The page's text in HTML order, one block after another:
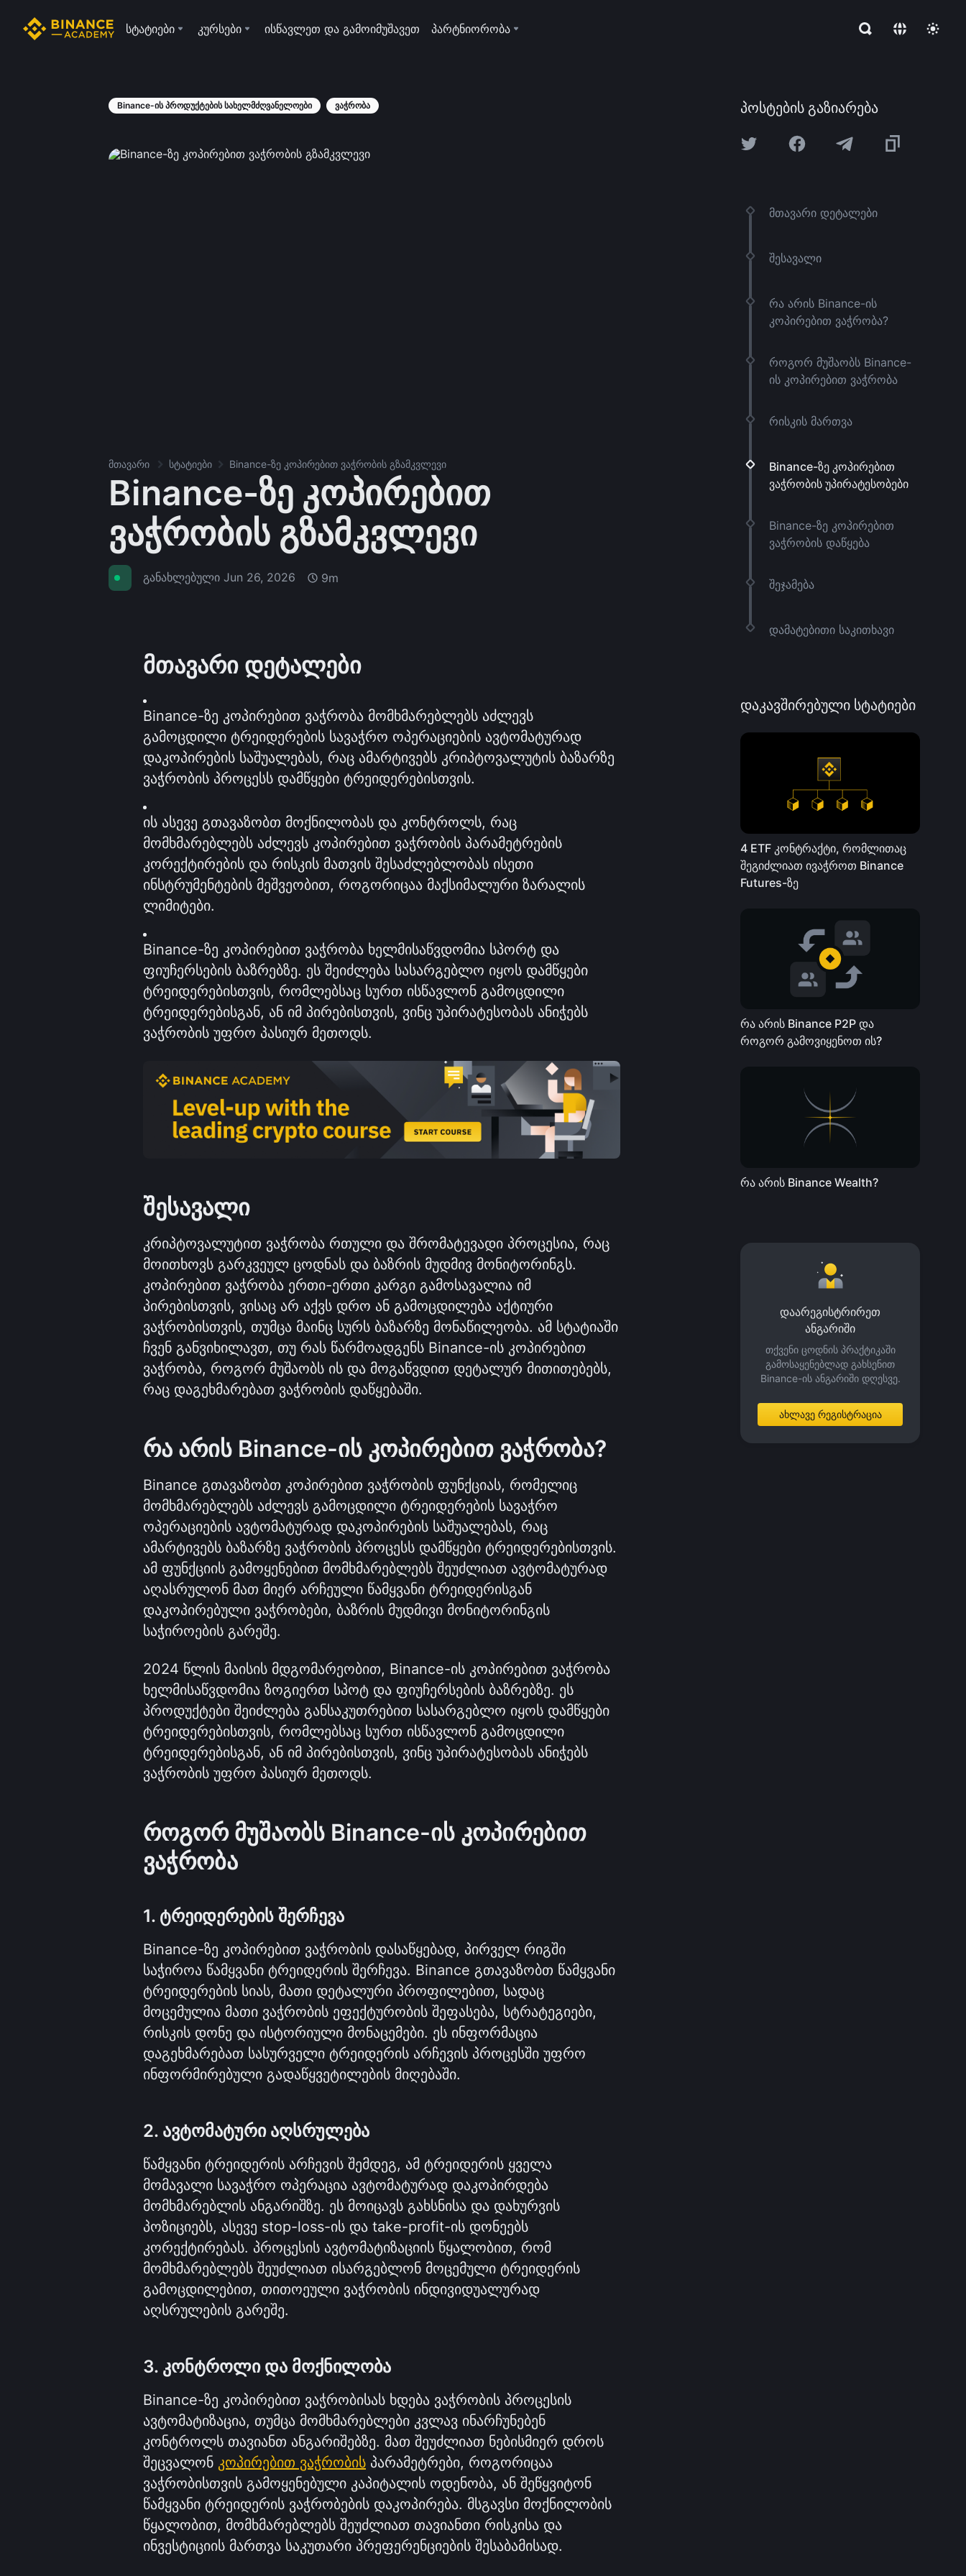
სტატიები კურსები ისწავლეთ და გამოიმუშავეთ პარტნიორობა
Binance-ის პროდუქტების სახელმძღვანელოები ვაჭრობა
მთავარი სტატიები Binance-ზე კოპირებით ვაჭრობის გზამკვლევი
Binance-ზე კოპირებით
ვაჭრობის გზამკვლევი
განახლებული Jun 26, 2026 9m
მთავარი დეტალები
Binance-ზე კოპირებით ვაჭრობა მომხმარებლებს აძლევს
გამოცდილი ტრეიდერების სავაჭრო ოპერაციების ავტომატურად
დაკოპირების საშუალებას, რაც ამარტივებს კრიპტოვალუტის ბაზარზე
ვაჭრობის პროცესს დამწყები ტრეიდერებისთვის.
ის ასევე გთავაზობთ მოქნილობას და კონტროლს, რაც
მომხმარებლებს აძლევს კოპირებით ვაჭრობის პარამეტრების
კორექტირების და რისკის მათვის შესაძლებლობას ისეთი
ინსტრუმენტების მეშვეობით, როგორიცაა მაქსიმალური ზარალის
ლიმიტები.
Binance-ზე კოპირებით ვაჭრობა ხელმისაწვდომია სპორტ და
ფიუჩერსების ბაზრებზე. ეს შეიძლება სასარგებლო იყოს დამწყები
ტრეიდერებისთვის, რომლებსაც სურთ ისწავლონ გამოცდილი
ტრეიდერებისგან, ან იმ პირებისთვის, ვინც უპირატესობას ანიჭებს
ვაჭრობის უფრო პასიურ მეთოდს.
შესავალი
კრიპტოვალუტით ვაჭრობა რთული და შრომატევადი პროცესია, რაც
მოითხოვს გარკვეულ ცოდნას და ბაზრის მუდმივ მონიტორინგს.
კოპირებით ვაჭრობა ერთი-ერთი კარგი გამოსავალია იმ
პირებისთვის, ვისაც არ აქვს დრო ან გამოცდილება აქტიური
ვაჭრობისთვის, თუმცა მაინც სურს ბაზარზე მონაწილეობა. ამ სტატიაში
ჩვენ განვიხილავთ, თუ რას წარმოადგენს Binance-ის კოპირებით
ვაჭრობა, როგორ მუშაობს ის და მოგაწვდით დეტალურ მითითებებს,
რაც დაგეხმარებათ ვაჭრობის დაწყებაში.
რა არის Binance-ის კოპირებით ვაჭრობა?
Binance გთავაზობთ კოპირებით ვაჭრობის ფუნქციას, რომელიც
მომხმარებლებს აძლევს გამოცდილი ტრეიდერების სავაჭრო
ოპერაციების ავტომატურად დაკოპირების საშუალებას, რაც
ამარტივებს ბაზარზე ვაჭრობის პროცესს დამწყები ტრეიდერებისთვის.
ამ ფუნქციის გამოყენებით მომხმარებლებს შეუძლიათ ავტომატურად
აღასრულონ მათ მიერ არჩეული წამყვანი ტრეიდერისგან
დაკოპირებული ვაჭრობები, ბაზრის მუდმივი მონიტორინგის
საჭიროების გარეშე.
2024 წლის მაისის მდგომარეობით, Binance-ის კოპირებით ვაჭრობა
ხელმისაწვდომია ზოგიერთ სპოტ და ფიუჩერსების ბაზრებზე. ეს
პროდუქტები შეიძლება განსაკუთრებით სასარგებლო იყოს დამწყები
ტრეიდერებისთვის, რომლებსაც სურთ ისწავლონ გამოცდილი
ტრეიდერებისგან, ან იმ პირებისთვის, ვინც უპირატესობას ანიჭებს
ვაჭრობის უფრო პასიურ მეთოდს.
როგორ მუშაობს Binance-ის კოპირებით
ვაჭრობა
1. ტრეიდერების შერჩევა
Binance-ზე კოპირებით ვაჭრობის დასაწყებად, პირველ რიგში
საჭიროა წამყვანი ტრეიდერის შერჩევა. Binance გთავაზობთ წამყვანი
ტრეიდერების სიას, მათი დეტალური პროფილებით, სადაც
მოცემულია მათი ვაჭრობის ეფექტურობის შეფასება, სტრატეგიები,
რისკის დონე და ისტორიული მონაცემები. ეს ინფორმაცია
დაგეხმარებათ სასურველი ტრეიდერის არჩევის პროცესში უფრო
ინფორმირებული გადაწყვეტილების მიღებაში.
2. ავტომატური აღსრულება
წამყვანი ტრეიდერის არჩევის შემდეგ, ამ ტრეიდერის ყველა
მომავალი სავაჭრო ოპერაცია ავტომატურად დაკოპირდება
მომხმარებლის ანგარიშზე. ეს მოიცავს გახსნისა და დახურვის
პოზიციებს, ასევე stop-loss-ის და take-profit-ის დონეებს
კორექტირებას. პროცესის ავტომატიზაციის წყალობით, რომ
მომხმარებლებს შეუძლიათ ისარგებლონ მოცემული ტრეიდერის
გამოცდილებით, თითოეული ვაჭრობის ინდივიდუალურად
აღსრულების გარეშე.
3. კონტროლი და მოქნილობა
Binance-ზე კოპირებით ვაჭრობისას ხდება ვაჭრობის პროცესის
ავტომატიზაცია, თუმცა მომხმარებლები კვლავ ინარჩუნებენ
კონტროლს თავიანთ ანგარიშებზე. მათ შეუძლიათ ნებისმიერ დროს
შეცვალონ კოპირებით ვაჭრობის პარამეტრები, როგორიცაა
ვაჭრობისთვის გამოყენებული კაპიტალის ოდენობა, ან შეწყვიტონ
წამყვანი ტრეიდერის ვაჭრობების დაკოპირება. მსგავსი მოქნილობის
წყალობით, მომხმარებლებს შეუძლიათ თავიანთი რისკისა და
ინვესტიციის მართვა საკუთარი პრეფერენციების შესაბამისად.
პოსტების გაზიარება
მთავარი დეტალები
შესავალი
რა არის Binance-ის
კოპირებით ვაჭრობა?
როგორ მუშაობს Binance-
ის კოპირებით ვაჭრობა
რისკის მართვა
Binance-ზე კოპირებით
ვაჭრობის უპირატესობები
Binance-ზე კოპირებით
ვაჭრობის დაწყება
შეჯამება
დამატებითი საკითხავი
დაკავშირებული სტატიები
4 ETF კონტრაქტი, რომლითაც
შეგიძლიათ ივაჭროთ Binance
Futures-ზე
რა არის Binance P2P და
როგორ გამოვიყენოთ ის?
რა არის Binance Wealth?
დაარეგისტრირეთ
ანგარიში
თქვენი ცოდნის პრაქტიკაში
გამოსაყენებლად გახსენით
Binance-ის ანგარიში დღესვე.
ახლავე რეგისტრაცია